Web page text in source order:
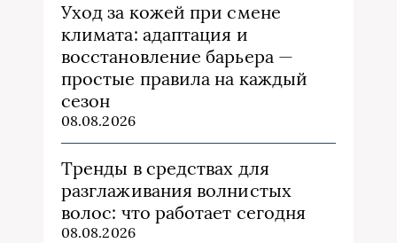
Уход за кожей при смене
климата: адаптация и
восстановление барьера —
простые правила на каждый
сезон
08.08.2026
Тренды в средствах для
разглаживания волнистых
волос: что работает сегодня
08.08.2026